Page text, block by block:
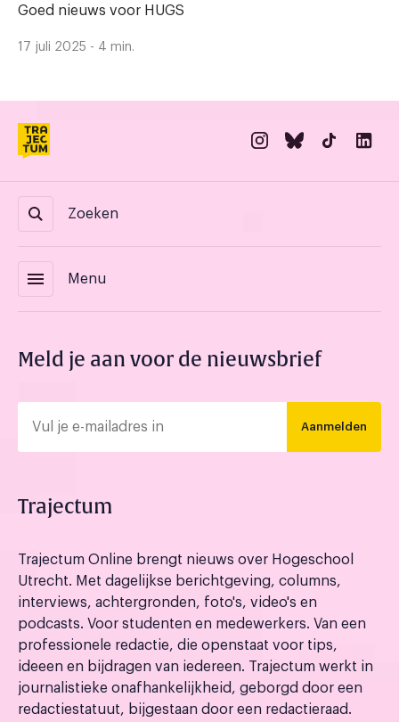
Goed nieuws voor HUGS
17 juli 2025 - 4 min.
Zoeken
menu Menu
Meld je aan voor de nieuwsbrief
Aanmelden
Trajectum
Trajectum Online brengt nieuws over Hogeschool
Utrecht. Met dagelijkse berichtgeving, columns,
interviews, achtergronden, foto's, video's en
podcasts. Voor studenten en medewerkers. Van een
professionele redactie, die openstaat voor tips,
ideeen en bijdragen van iedereen. Trajectum werkt in
journalistieke onafhankelijkheid, geborgd door een
redactiestatuut, bijgestaan door een redactieraad.